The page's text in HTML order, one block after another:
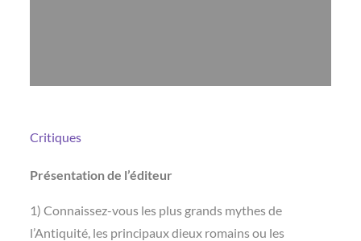
Critiques
Présentation de l’éditeur
1) Connaissez-vous les plus grands mythes de
l’Antiquité, les principaux dieux romains ou les